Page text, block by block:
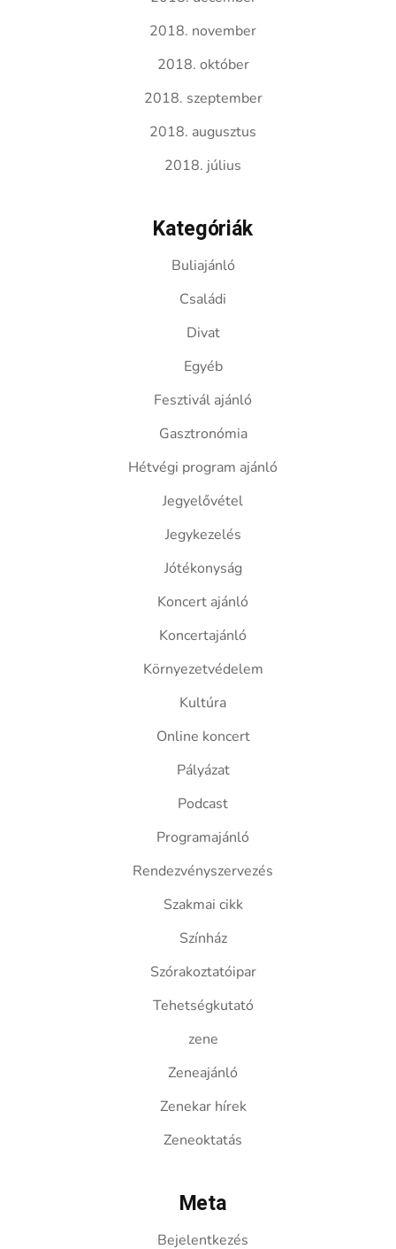
2018. november
2018. október
2018. szeptember
2018. augusztus
2018. július
Kategóriák
Buliajánló
Családi
Divat
Egyéb
Fesztivál ajánló
Gasztronómia
Hétvégi program ajánló
Jegyelővétel
Jegykezelés
Jótékonyság
Koncert ajánló
Koncertajánló
Környezetvédelem
Kultúra
Online koncert
Pályázat
Podcast
Programajánló
Rendezvényszervezés
Szakmai cikk
Színház
Szórakoztatóipar
Tehetségkutató
zene
Zeneajánló
Zenekar hírek
Zeneoktatás
Meta
Bejelentkezés